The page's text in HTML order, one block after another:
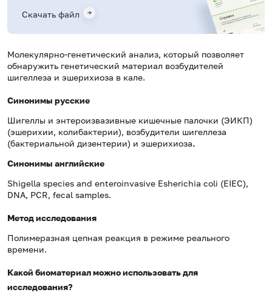
Молекулярно-генетический анализ, который позволяет
обнаружить генетический материал возбудителей
шигеллеза и эшерихиоза в кале.
Синонимы русские
Шигеллы и энтероизвазивные кишечные палочки (ЭИКП)
(эшерихии, колибактерии), возбудители шигеллеза
(бактериальной дизентерии) и эшерихиоза.
Синонимы английские
Shigella species and enteroinvasive Esherichia coli (EIEC),
DNA, PCR, fecal samples.
Метод исследования
Полимеразная цепная реакция в режиме реального
времени.
Какой биоматериал можно использовать для
исследования?
Скачать файл